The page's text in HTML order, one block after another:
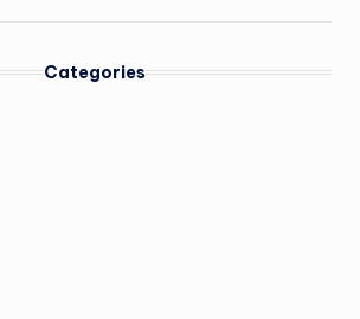
Categories